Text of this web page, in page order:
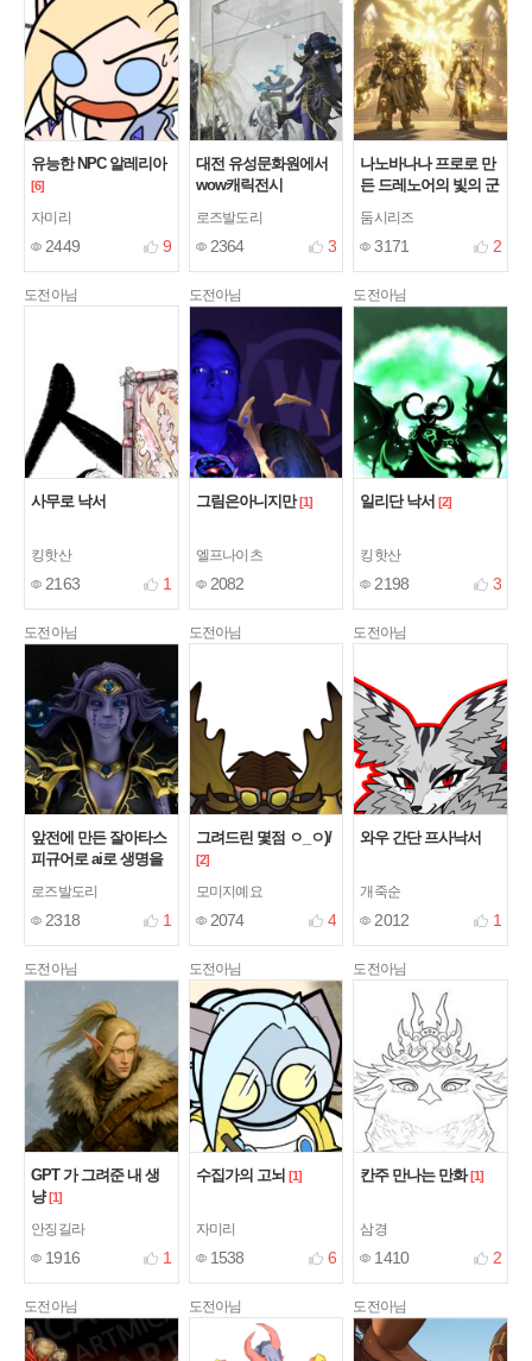
유능한 NPC 알레리아
[6]
자미리
2449 9
대전 유성문화원에서
wow캐릭전시
로즈발도리
2364 3
나노바나나 프로로 만
든 드레노어의 빛의 군
둠시리즈
3171 2
도전아님
사무로 낙서
킹핫산
2163 1
도전아님
그림은아니지만 [1]
엘프나이츠
2082
도전아님
일리단 낙서 [2]
킹핫산
2198 3
도전아님
앞전에 만든 잘아타스
피규어로 ai로 생명을
로즈발도리
2318 1
도전아님
그려드린 몇점 ㅇ_ㅇ)/
[2]
모미지예요
2074 4
도전아님
와우 간단 프사낙서
개죽순
2012 1
도전아님
GPT 가 그려준 내 생
냥 [1]
안징길라
1916 1
도전아님
수집가의 고뇌 [1]
자미리
1538 6
도전아님
칸주 만나는 만화 [1]
삼경
1410 2
도전아님 도전아님 도전아님